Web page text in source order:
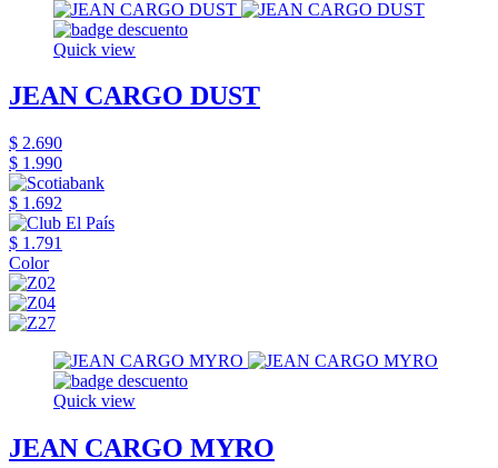
Quick view
JEAN CARGO DUST
$ 2.690
$ 1.990
$ 1.692
$ 1.791
Color
Quick view
JEAN CARGO MYRO